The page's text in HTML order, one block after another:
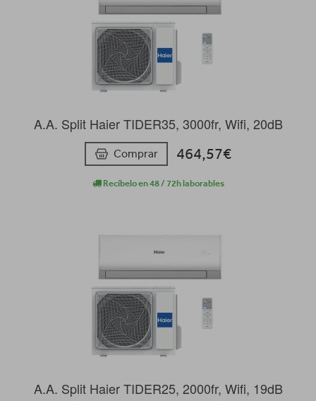
A.A. Split Haier TIDER35, 3000fr, Wifi, 20dB
Comprar 464,57€
Recíbelo en 48 / 72h laborables
A.A. Split Haier TIDER25, 2000fr, Wifi, 19dB